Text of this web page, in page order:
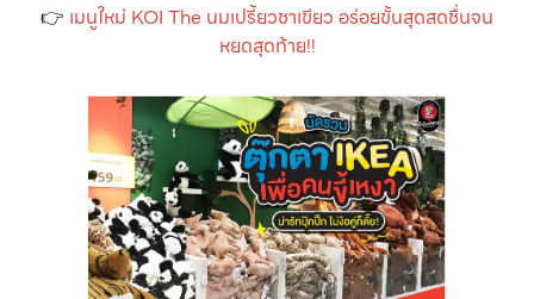
👉 เมนูใหม่ KOI The นมเปรี้ยวชาเขียว อร่อยขั้นสุดสดชื่นจน
หยดสุดท้าย!!